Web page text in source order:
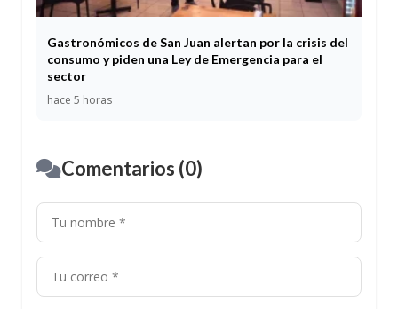
Gastronómicos de San Juan alertan por la crisis del
consumo y piden una Ley de Emergencia para el
sector
hace 5 horas
Comentarios (0)